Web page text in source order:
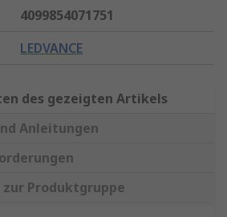
4099854071751
LEDVANCE
des gezeigten Artikels
Anleitungen
Produktgruppe